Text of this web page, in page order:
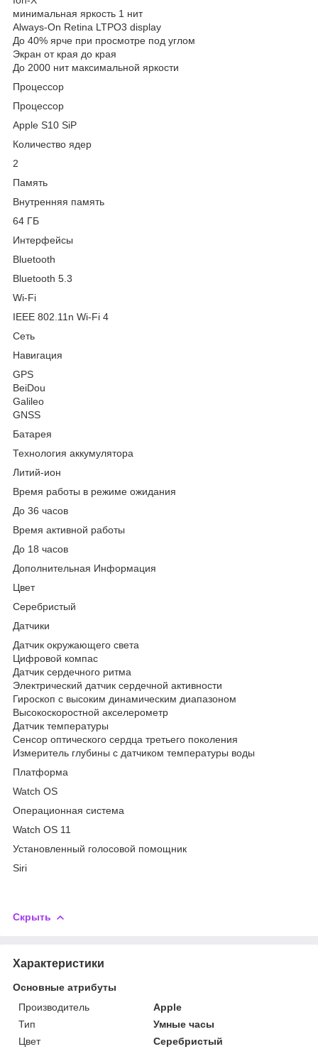
минимальная яркость 1 нит
Always‑On Retina LTPO3 display
До 40% ярче при просмотре под углом
Экран от края до края
До 2000 нит максимальной яркости
Процессор
Процессор
Apple S10 SiP
Количество ядер
2
Память
Внутренняя память
64 ГБ
Интерфейсы
Bluetooth
Bluetooth 5.3
Wi-Fi
IEEE 802.11n Wi-Fi 4
Сеть
Навигация
GPS
BeiDou
Galileo
GNSS
Батарея
Технология аккумулятора
Литий-ион
Время работы в режиме ожидания
До 36 часов
Время активной работы
До 18 часов
Дополнительная Информация
Цвет
Серебристый
Датчики
Датчик окружающего света
Цифровой компас
Датчик сердечного ритма
Электрический датчик сердечной активности
Гироскоп с высоким динамическим диапазоном
Высокоскоростной акселерометр
Датчик температуры
Сенсор оптического сердца третьего поколения
Измеритель глубины с датчиком температуры воды
Платформа
Watch OS
Операционная система
Watch OS 11
Установленный голосовой помощник
Siri
Скрыть
Характеристики
Основные атрибуты
Производитель
Apple
Тип
Умные часы
Цвет
Серебристый